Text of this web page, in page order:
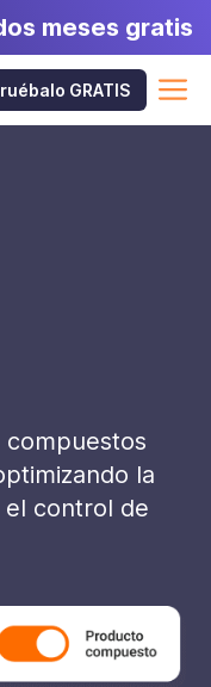
meses gratis
GRATIS
la
el control de